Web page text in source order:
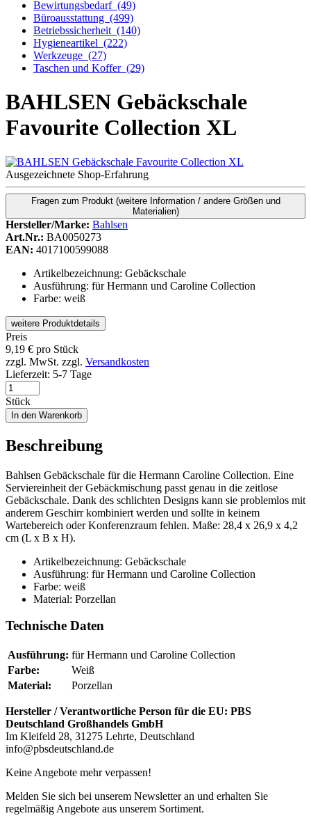
Bewirtungsbedarf (49)
Büroausstattung (499)
Betriebssicherheit (140)
Hygieneartikel (222)
Werkzeuge (27)
Taschen und Koffer (29)
BAHLSEN Gebäckschale
Favourite Collection XL
Ausgezeichnete Shop-Erfahrung
Fragen zum Produkt (weitere Information / andere Größen und
Materialien)
Hersteller/Marke: Bahlsen
Art.Nr.: BA0050273
EAN: 4017100599088
Artikelbezeichnung: Gebäckschale
Ausführung: für Hermann und Caroline Collection
Farbe: weiß
weitere Produktdetails
Preis
9,19 € pro Stück
zzgl. MwSt. zzgl. Versandkosten
Lieferzeit: 5-7 Tage
Stück
In den Warenkorb
Beschreibung
Bahlsen Gebäckschale für die Hermann Caroline Collection. Eine
Serviereinheit der Gebäckmischung passt genau in die zeitlose
Gebäckschale. Dank des schlichten Designs kann sie problemlos mit
anderem Geschirr kombiniert werden und sollte in keinem
Wartebereich oder Konferenzraum fehlen. Maße: 28,4 x 26,9 x 4,2
cm (L x B x H).
Artikelbezeichnung: Gebäckschale
Ausführung: für Hermann und Caroline Collection
Farbe: weiß
Material: Porzellan
Technische Daten
Ausführung: für Hermann und Caroline Collection
Farbe:
Weiß
Material:
Porzellan
Hersteller / Verantwortliche Person für die EU: PBS
Deutschland Großhandels GmbH
Im Kleifeld 28, 31275 Lehrte, Deutschland
info@pbsdeutschland.de
Keine Angebote mehr verpassen!
Melden Sie sich bei unserem Newsletter an und erhalten Sie
regelmäßig Angebote aus unserem Sortiment.